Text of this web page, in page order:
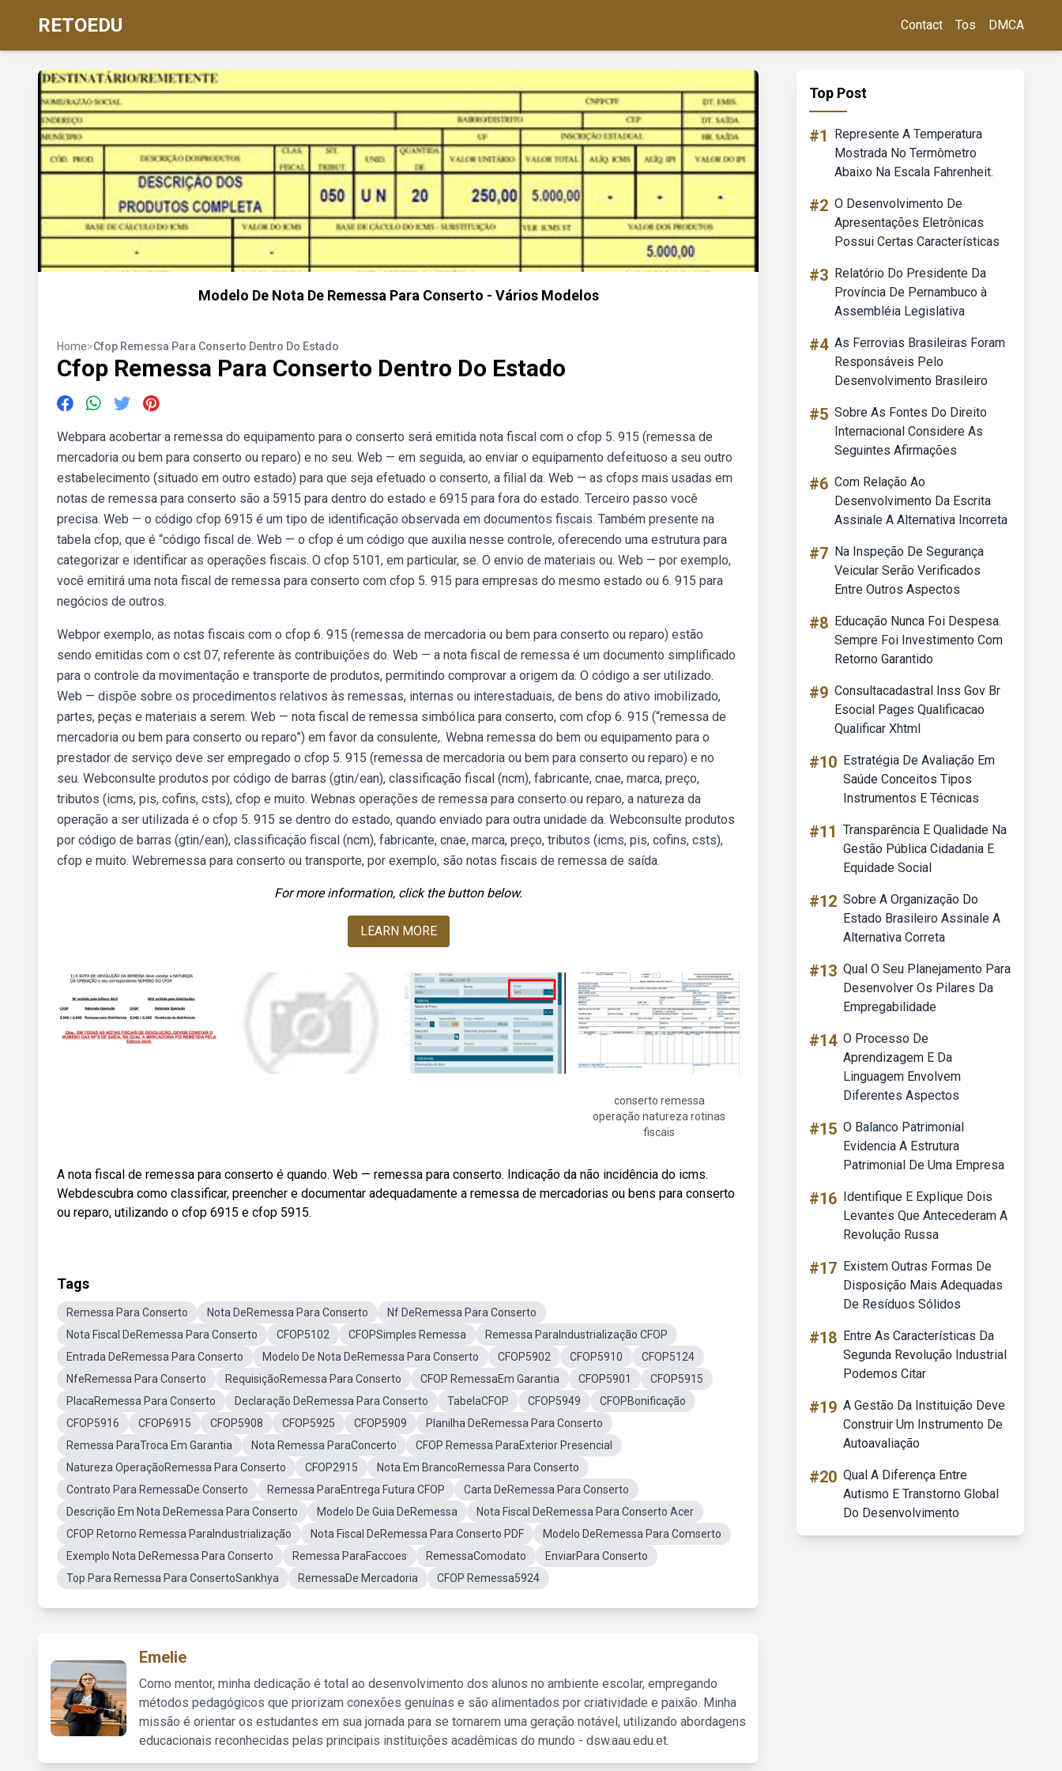
RETOEDU Contact Tos DMCA
Modelo De Nota De Remessa Para Conserto - Vários Modelos
Home>Cfop Remessa Para Conserto Dentro Do Estado
Cfop Remessa Para Conserto Dentro Do Estado
Webpara acobertar a remessa do equipamento para o conserto será emitida nota fiscal com o cfop 5. 915 (remessa de
mercadoria ou bem para conserto ou reparo) e no seu. Web — em seguida, ao enviar o equipamento defeituoso a seu outro
estabelecimento (situado em outro estado) para que seja efetuado o conserto, a filial da. Web — as cfops mais usadas em
notas de remessa para conserto são a 5915 para dentro do estado e 6915 para fora do estado. Terceiro passo você
precisa. Web — o código cfop 6915 é um tipo de identificação observada em documentos fiscais. Também presente na
tabela cfop, que é “código fiscal de. Web — o cfop é um código que auxilia nesse controle, oferecendo uma estrutura para
categorizar e identificar as operações fiscais. O cfop 5101, em particular, se. O envio de materiais ou. Web — por exemplo,
você emitirá uma nota fiscal de remessa para conserto com cfop 5. 915 para empresas do mesmo estado ou 6. 915 para
negócios de outros.
Webpor exemplo, as notas fiscais com o cfop 6. 915 (remessa de mercadoria ou bem para conserto ou reparo) estão
sendo emitidas com o cst 07, referente às contribuições do. Web — a nota fiscal de remessa é um documento simplificado
para o controle da movimentação e transporte de produtos, permitindo comprovar a origem da. O código a ser utilizado.
Web — dispõe sobre os procedimentos relativos às remessas, internas ou interestaduais, de bens do ativo imobilizado,
partes, peças e materiais a serem. Web — nota fiscal de remessa simbólica para conserto, com cfop 6. 915 (“remessa de
mercadoria ou bem para conserto ou reparo”) em favor da consulente,. Webna remessa do bem ou equipamento para o
prestador de serviço deve ser empregado o cfop 5. 915 (remessa de mercadoria ou bem para conserto ou reparo) e no
seu. Webconsulte produtos por código de barras (gtin/ean), classificação fiscal (ncm), fabricante, cnae, marca, preço,
tributos (icms, pis, cofins, csts), cfop e muito. Webnas operações de remessa para conserto ou reparo, a natureza da
operação a ser utilizada é o cfop 5. 915 se dentro do estado, quando enviado para outra unidade da. Webconsulte produtos
por código de barras (gtin/ean), classificação fiscal (ncm), fabricante, cnae, marca, preço, tributos (icms, pis, cofins, csts),
cfop e muito. Webremessa para conserto ou transporte, por exemplo, são notas fiscais de remessa de saída.
For more information, click the button below.
LEARN MORE
conserto remessa
operação natureza rotinas
fiscais
A nota fiscal de remessa para conserto é quando. Web — remessa para conserto. Indicação da não incidência do icms.
Webdescubra como classificar, preencher e documentar adequadamente a remessa de mercadorias ou bens para conserto
ou reparo, utilizando o cfop 6915 e cfop 5915.
Tags
Remessa Para Conserto Nota DeRemessa Para Conserto
Nf DeRemessa Para Conserto
Nota Fiscal DeRemessa Para Conserto
CFOP5102 CFOPSimples Remessa
Remessa ParaIndustrialização CFOP
Entrada DeRemessa Para Conserto
Modelo De Nota DeRemessa Para Conserto CFOP5902 CFOP5910
CFOP5124
NfeRemessa Para Conserto
RequisiçãoRemessa Para Conserto CFOP RemessaEm Garantia CFOP5901
CFOP5915
PlacaRemessa Para Conserto
Declaração DeRemessa Para Conserto TabelaCFOP CFOP5949
CFOPBonificação
CFOP5916
CFOP6915 CFOP5908 CFOP5925 CFOP5909
Planilha DeRemessa Para Conserto
Remessa ParaTroca Em Garantia
Nota Remessa ParaConcerto
CFOP Remessa ParaExterior Presencial
Natureza OperaçãoRemessa Para Conserto
CFOP2915
Nota Em BrancoRemessa Para Conserto
Contrato Para RemessaDe Conserto
Remessa ParaEntrega Futura CFOP
Carta DeRemessa Para Conserto
Descrição Em Nota DeRemessa Para Conserto
Modelo De Guia DeRemessa
Nota Fiscal DeRemessa Para Conserto Acer
CFOP Retorno Remessa ParaIndustrialização
Nota Fiscal DeRemessa Para Conserto PDF
Modelo DeRemessa Para Comserto
Exemplo Nota DeRemessa Para Conserto
Remessa ParaFaccoes RemessaComodato
EnviarPara Conserto
Top Para Remessa Para ConsertoSankhya
RemessaDe Mercadoria CFOP Remessa5924
Emelie
Como mentor, minha dedicação é total ao desenvolvimento dos alunos no ambiente escolar, empregando
métodos pedagógicos que priorizam conexões genuínas e são alimentados por criatividade e paixão. Minha
missão é orientar os estudantes em sua jornada para se tornarem uma geração notável, utilizando abordagens
educacionais reconhecidas pelas principais instituições acadêmicas do mundo - dsw.aau.edu.et.
Top Post
#1
Represente A Temperatura
Mostrada No Termômetro
Abaixo Na Escala Fahrenheit.
#2 O Desenvolvimento De
Apresentações Eletrônicas
Possui Certas Características
#3 Relatório Do Presidente Da
Província De Pernambuco à
Assembléia Legislativa
#4 As Ferrovias Brasileiras Foram
Responsáveis Pelo
Desenvolvimento Brasileiro
#5 Sobre As Fontes Do Direito
Internacional Considere As
Seguintes Afirmações
#6 Com Relação Ao
Desenvolvimento Da Escrita
Assinale A Alternativa Incorreta
#7 Na Inspeção De Segurança
Veicular Serão Verificados
Entre Outros Aspectos
#8 Educação Nunca Foi Despesa.
Sempre Foi Investimento Com
Retorno Garantido
#9 Consultacadastral Inss Gov Br
Esocial Pages Qualificacao
Qualificar Xhtml
#10 Estratégia De Avaliação Em
Saúde Conceitos Tipos
Instrumentos E Técnicas
#11 Transparência E Qualidade Na
Gestão Pública Cidadania E
Equidade Social
#12 Sobre A Organização Do
Estado Brasileiro Assinale A
Alternativa Correta
#13 Qual O Seu Planejamento Para
Desenvolver Os Pilares Da
Empregabilidade
#14 O Processo De
Aprendizagem E Da
Linguagem Envolvem
Diferentes Aspectos
#15 O Balanco Patrimonial
Evidencia A Estrutura
Patrimonial De Uma Empresa
#16 Identifique E Explique Dois
Levantes Que Antecederam A
Revolução Russa
#17 Existem Outras Formas De
Disposição Mais Adequadas
De Resíduos Sólidos
#18 Entre As Características Da
Segunda Revolução Industrial
Podemos Citar
#19 A Gestão Da Instituição Deve
Construir Um Instrumento De
Autoavaliação
#20 Qual A Diferença Entre
Autismo E Transtorno Global
Do Desenvolvimento